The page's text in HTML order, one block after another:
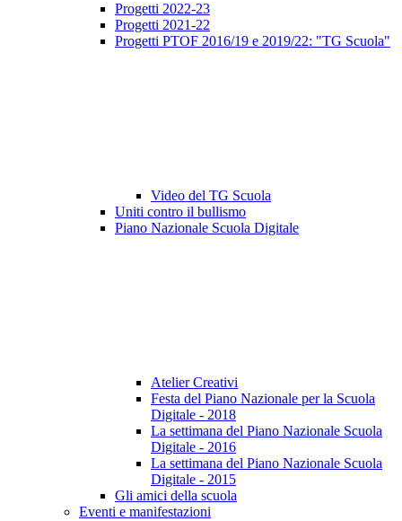
Progetti 2022-23
Progetti 2021-22
Progetti PTOF 2016/19 e 2019/22: "TG Scuola"
Video del TG Scuola
Uniti contro il bullismo
Piano Nazionale Scuola Digitale
Atelier Creativi
Festa del Piano Nazionale per la Scuola
Digitale - 2018
La settimana del Piano Nazionale Scuola
Digitale - 2016
La settimana del Piano Nazionale Scuola
Digitale - 2015
Gli amici della scuola
Eventi e manifestazioni